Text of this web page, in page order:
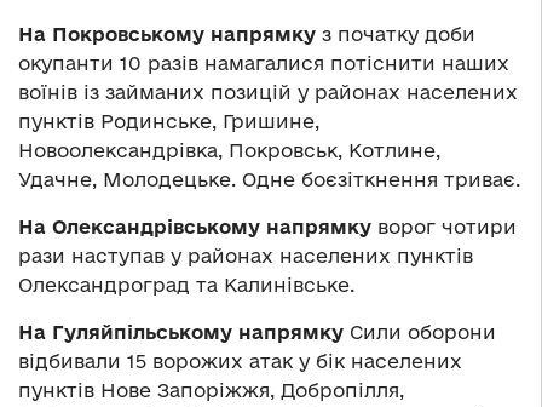
На Покровському напрямку з початку доби
окупанти 10 разів намагалися потіснити наших
воїнів із займаних позицій у районах населених
пунктів Родинське, Гришине,
Новоолександрівка, Покровськ, Котлине,
Удачне, Молодецьке. Одне боєзіткнення триває.
На Олександрівському напрямку ворог чотири
рази наступав у районах населених пунктів
Олександроград та Калинівське.
На Гуляйпільському напрямку Сили оборони
відбивали 15 ворожих атак у бік населених
пунктів Нове Запоріжжя, Добропілля,